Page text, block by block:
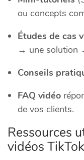
ou concepts
Études de cas
→ une solution
Conseils
FAQ vidéo
de vos clients.
Ressources
vidéos